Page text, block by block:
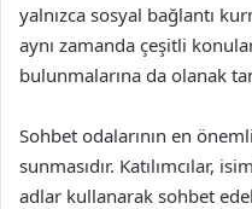
yalnızca sosyal bağlantı
aynı zamanda çeşitli
bulunmalarına da olanak
Sohbet odalarının en
sunmasıdır. Katılımcılar,
adlar kullanarak sohbet